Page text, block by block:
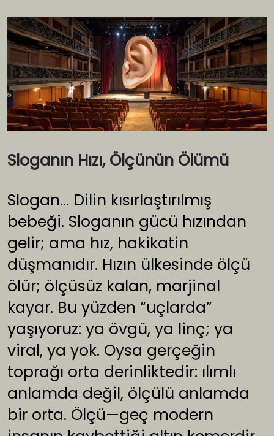
Sloganın Hızı, Ölçünün Ölümü
Slogan… Dilin kısırlaştırılmış
bebeği. Sloganın gücü hızından
gelir; ama hız, hakikatin
düşmanıdır. Hızın ülkesinde ölçü
ölür; ölçüsüz kalan, marjinal
kayar. Bu yüzden “uçlarda”
yaşıyoruz: ya övgü, ya linç; ya
viral, ya yok. Oysa gerçeğin
toprağı orta derinliktedir: ılımlı
anlamda değil, ölçülü anlamda
bir orta. Ölçü—geç modern